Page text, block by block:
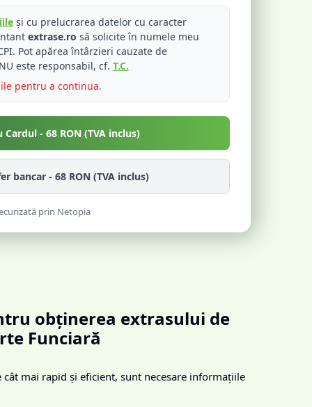
și cu prelucrarea datelor cu caracter
extrase.ro să solicite în numele meu
Pot apărea întârzieri cauzate de
este responsabil, cf. T.C.
pentru a continua.
Cardul - 68 RON (TVA inclus)
bancar - 68 RON (TVA inclus)
prin Netopia
obținerea extrasului de
Funciară
cât mai rapid și eficient, sunt necesare informațiile